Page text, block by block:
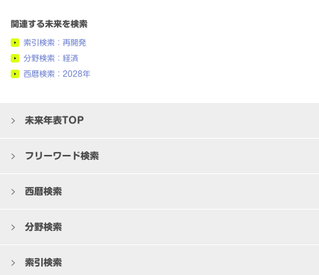
関連する未来を検索
索引検索：再開発
分野検索：経済
西暦検索：2028年
未来年表TOP
フリーワード検索
西暦検索
分野検索
索引検索